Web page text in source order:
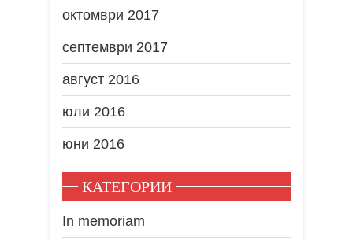
октомври 2017
септември 2017
август 2016
юли 2016
юни 2016
КАТЕГОРИИ
In memoriam